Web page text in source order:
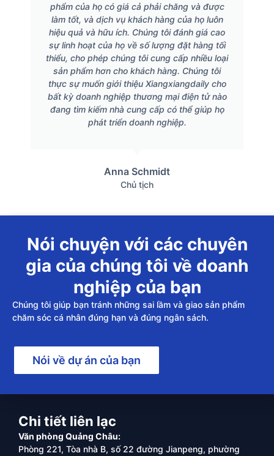
phẩm của họ có giá cả phải chăng và được
làm tốt, và dịch vụ khách hàng của họ luôn
hiệu quả và hữu ích. Chúng tôi đánh giá cao
sự linh hoạt của họ về số lượng đặt hàng tối
thiểu, cho phép chúng tôi cung cấp nhiều loại
sản phẩm hơn cho khách hàng. Chúng tôi
thực sự muốn giới thiệu Xiangxiangdaily cho
bất kỳ doanh nghiệp thương mại điện tử nào
đang tìm kiếm nhà cung cấp có thể giúp họ
phát triển doanh nghiệp.
Anna Schmidt
Chủ tịch
Nói chuyện với các chuyên
gia của chúng tôi về doanh
nghiệp của bạn
Chúng tôi giúp bạn tránh những sai lầm và giao sản phẩm
chăm sóc cá nhân đúng hạn và đúng ngân sách.
Nói về dự án của bạn
Chi tiết liên lạc
Văn phòng Quảng Châu:
Phòng 221, Tòa nhà B, số 22 đường Jianpeng, phường